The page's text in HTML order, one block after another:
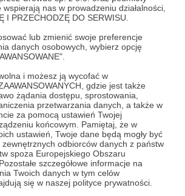
nas w prowadzeniu działalności,
I PRZECHODZĘ DO SERWISU.
lub zmienić swoje preferencje
danych osobowych, wybierz opcję
i możesz ją wycofać w
gdzie jest także
żądania dostępu, sprostowania,
przetwarzania danych, a także w
za pomocą ustawień Twojej
końcowym. Pamiętaj, że w
ustawień, Twoje dane będą mogły być
odbiorców danych z państw
spoza Europejskiego Obszaru
szczegółowe informacje na
Twoich danych w tym celów
się w naszej polityce prywatności.
z Masanobu Fukuoka?
stosował połączenie
z ryżem oraz
pozwalał Fukuoce siać dwa
zimę pszenicę, na lato ryż.
z ryżem rozrzucane były w
gotową do zbioru. Pod
kulki spoczywały do jej
pola były na krótko
co powodowało obumarcie